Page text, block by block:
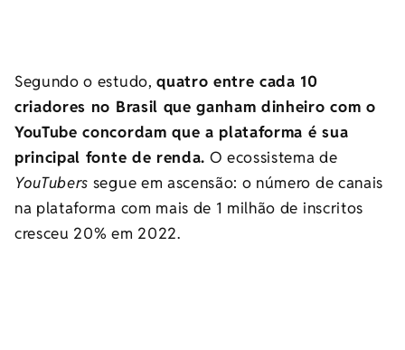
Segundo o estudo,quatro entre cada 10
criadores no Brasil que ganham dinheiro com o
YouTube concordam que a plataforma é sua
principal fonte de renda. O ecossistema de
YouTubers segue em ascensão: o número de canais
na plataforma com mais de 1 milhão de inscritos
cresceu 20% em 2022.